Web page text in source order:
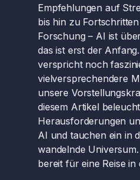
Empfehlungen auf
bis hin zu
Forschung – AI ist
das ist erst der
verspricht noch
vielversprechendere
unsere
diesem Artikel
Herausforderungen
AI und tauchen ein in
wandelnde
bereit für eine Reise